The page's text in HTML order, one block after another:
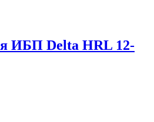
ИБП Delta HRL 12-